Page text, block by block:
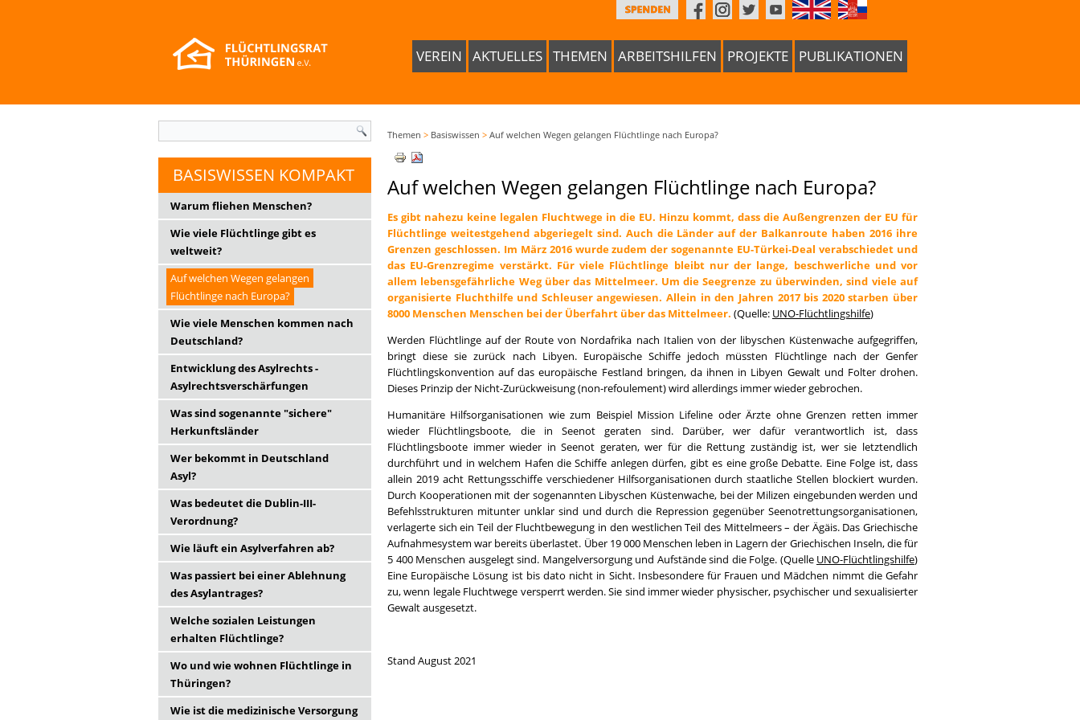
VEREIN AKTUELLES THEMEN ARBEITSHILFEN PROJEKTE PUBLIKATIONEN
Suchformular
BASISWISSEN KOMPAKT
Warum fliehen Menschen?
Wie viele Flüchtlinge gibt es
weltweit?
Auf welchen Wegen gelangen
Flüchtlinge nach Europa?
Wie viele Menschen kommen nach
Deutschland?
Entwicklung des Asylrechts -
Asylrechtsverschärfungen
Was sind sogenannte "sichere"
Herkunftsländer
Wer bekommt in Deutschland
Asyl?
Was bedeutet die Dublin-III-
Verordnung?
Wie läuft ein Asylverfahren ab?
Was passiert bei einer Ablehnung
des Asylantrages?
Welche sozialen Leistungen
erhalten Flüchtlinge?
Wo und wie wohnen Flüchtlinge in
Thüringen?
Wie ist die medizinische Versorgung
Themen > Basiswissen > Auf welchen Wegen gelangen Flüchtlinge nach Europa?
Auf welchen Wegen gelangen Flüchtlinge nach Europa?
Es gibt nahezu keine legalen Fluchtwege in die EU. Hinzu kommt, dass die Außengrenzen der EU für
Flüchtlinge weitestgehend abgeriegelt sind. Auch die Länder auf der Balkanroute haben 2016 ihre
Grenzen geschlossen. Im März 2016 wurde zudem der sogenannte EU-Türkei-Deal verabschiedet und
das EU-Grenzregime verstärkt. Für viele Flüchtlinge bleibt nur der lange, beschwerliche und vor
allem lebensgefährliche Weg über das Mittelmeer. Um die Seegrenze zu überwinden, sind viele auf
organisierte Fluchthilfe und Schleuser angewiesen. Allein in den Jahren 2017 bis 2020 starben über
8000 Menschen Menschen bei der Überfahrt über das Mittelmeer. (Quelle: UNO-Flüchtlingshilfe)
Werden Flüchtlinge auf der Route von Nordafrika nach Italien von der libyschen Küstenwache aufgegriffen,
bringt diese sie zurück nach Libyen. Europäische Schiffe jedoch müssten Flüchtlinge nach der Genfer
Flüchtlingskonvention auf das europäische Festland bringen, da ihnen in Libyen Gewalt und Folter drohen.
Dieses Prinzip der Nicht-Zurückweisung (non-refoulement) wird allerdings immer wieder gebrochen.
Humanitäre Hilfsorganisationen wie zum Beispiel Mission Lifeline oder Ärzte ohne Grenzen retten immer
wieder Flüchtlingsboote, die in Seenot geraten sind. Darüber, wer dafür verantwortlich ist, dass
Flüchtlingsboote immer wieder in Seenot geraten, wer für die Rettung zuständig ist, wer sie letztendlich
durchführt und in welchem Hafen die Schiffe anlegen dürfen, gibt es eine große Debatte. Eine Folge ist, dass
allein 2019 acht Rettungsschiffe verschiedener Hilfsorganisationen durch staatliche Stellen blockiert wurden.
Durch Kooperationen mit der sogenannten Libyschen Küstenwache, bei der Milizen eingebunden werden und
Befehlsstrukturen mitunter unklar sind und durch die Repression gegenüber Seenotrettungsorganisationen,
verlagerte sich ein Teil der Fluchtbewegung in den westlichen Teil des Mittelmeers – der Ägäis. Das Griechische
Aufnahmesystem war bereits überlastet. Über 19 000 Menschen leben in Lagern der Griechischen Inseln, die für
5 400 Menschen ausgelegt sind. Mangelversorgung und Aufstände sind die Folge. (Quelle UNO-Flüchtlingshilfe)
Eine Europäische Lösung ist bis dato nicht in Sicht. Insbesondere für Frauen und Mädchen nimmt die Gefahr
zu, wenn legale Fluchtwege versperrt werden. Sie sind immer wieder physischer, psychischer und sexualisierter
Gewalt ausgesetzt.
Stand August 2021